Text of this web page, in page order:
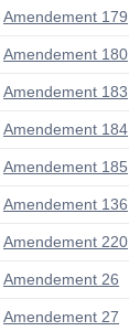
Amendement 179
Amendement 180
Amendement 183
Amendement 184
Amendement 185
Amendement 136
Amendement 220
Amendement 26
Amendement 27